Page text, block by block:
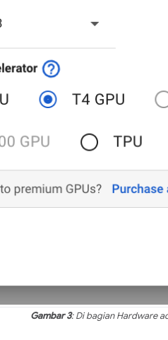
Gambar 3: Di bagian Hardware